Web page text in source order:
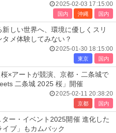
2025-02-03 17:15:00
国内 沖縄 国内
新しい世界へ、環境に優しくスリ
タメ体験してみない？
2025-01-30 18:15:00
東京 国内
×アートが競演、京都・二条城で
二条城 2025 桜」開催
2025-02-11 20:38:20
京都 国内
ター・イベント2025開催 進化した
イブ」もカムバック